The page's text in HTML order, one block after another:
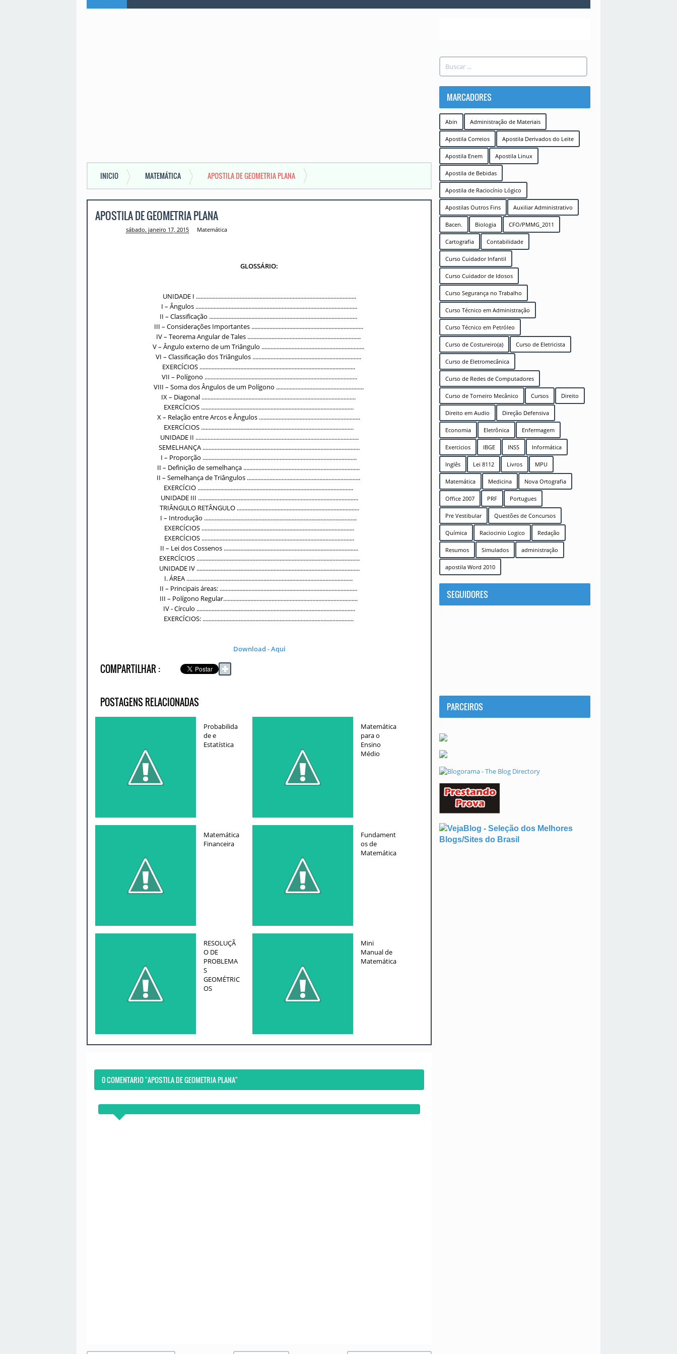
INICIO MATEMÁTICA APOSTILA DE GEOMETRIA PLANA
APOSTILA DE GEOMETRIA PLANA
sábado, janeiro 17, 2015 Matemática
GLOSSÁRIO:
UNIDADE I ..........................................................................................................
I – Ângulos ...........................................................................................................
II – Classificação ..................................................................................................
III – Considerações Importantes ..........................................................................
IV – Teorema Angular de Tales ...........................................................................
V – Ângulo externo de um Triângulo ....................................................................
VI – Classificação dos Triângulos ........................................................................
EXERCÍCIOS .......................................................................................................
VII – Polígono .....................................................................................................
VIII – Soma dos Ângulos de um Polígono ..........................................................
IX – Diagonal ......................................................................................................
EXERCÍCIOS .....................................................................................................
X – Relação entre Arcos e Ângulos ...................................................................
EXERCÍCIOS .....................................................................................................
UNIDADE II ............................................................................................................
SEMELHANÇA ........................................................................................................
I – Proporção ......................................................................................................
II – Definição de semelhança .............................................................................
II – Semelhança de Triângulos ...........................................................................
EXERCÍCIO .......................................................................................................
UNIDADE III ..........................................................................................................
TRIÂNGULO RETÂNGULO .................................................................................
I – Introdução .....................................................................................................
EXERCÍCIOS .....................................................................................................
EXERCÍCIOS .....................................................................................................
II – Lei dos Cossenos .........................................................................................
EXERCÍCIOS ............................................................................................................
UNIDADE IV ............................................................................................................
I. ÁREA ..............................................................................................................
II – Principais áreas: ...........................................................................................
III – Polígono Regular.........................................................................................
IV - Círculo .........................................................................................................
EXERCÍCIOS: ....................................................................................................
Download - Aqui
COMPARTILHAR : ✚
POSTAGENS RELACIONADAS
Probabilida
de e
Estatística
Matemática
para o
Ensino
Médio
Matemática
Financeira
Fundament
os de
Matemática
RESOLUÇÃ
O DE
PROBLEMA
S
GEOMÉTRIC
OS
Mini
Manual de
Matemática
0 COMENTARIO "APOSTILA DE GEOMETRIA PLANA"
MARCADORES
Abin Administração de Materiais
Apostila Correios Apostila Derivados do Leite
Apostila Enem Apostila Linux
Apostila de Bebidas
Apostila de Raciocínio Lógico
Apostilas Outros Fins Auxiliar Administrativo
Bacen. Biologia CFO/PMMG_2011
Cartografia Contabilidade
Curso Cuidador Infantil
Curso Cuidador de Idosos
Curso Segurança no Trabalho
Curso Técnico em Administração
Curso Técnico em Petróleo
Curso de Costureiro(a) Curso de Eletricista
Curso de Eletromecânica
Curso de Redes de Computadores
Curso de Torneiro Mecânico Cursos Direito
Direito em Audio Direção Defensiva
Economia Eletrônica Enfermagem
Exercicios IBGE INSS Informática
Inglês Lei 8112 Livros MPU
Matemática Medicina Nova Ortografia
Office 2007 PRF Portugues
Pre Vestibular Questões de Concursos
Química Raciocinio Logico Redação
Resumos Simulados administração
apostila Word 2010
SEGUIDORES
PARCEIROS